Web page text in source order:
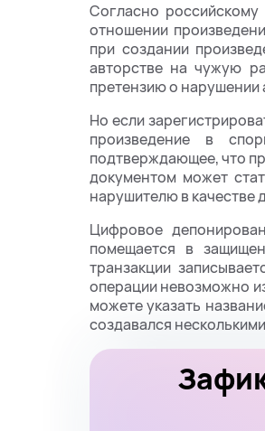
Согласно российскому
отношении
при создании
авторстве на чужую
претензию о нарушении
Но если
произведение в
подтверждающее, что
документом может
нарушителю в качестве
Цифровое
помещается в
транзакции
операции невозможно
можете указать
создавался